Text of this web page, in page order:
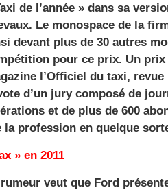
de l’année » dans sa
Le monospace de la
devant plus de 30 autres
pour ce prix. Un
l’Officiel du taxi,
d’un jury composé de
et de plus de 600
profession en quelque
» en 2011
veut que Ford